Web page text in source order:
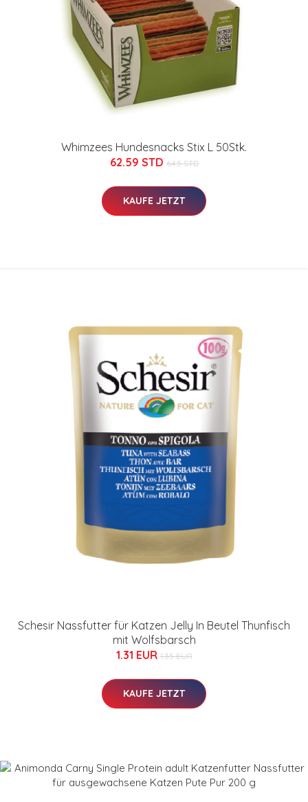
Whimzees Hundesnacks Stix L 50Stk.
62.59 STD 64.5 STD
KAUFE JETZT
Schesir Nassfutter für Katzen Jelly In Beutel Thunfisch
mit Wolfsbarsch
1.31 EUR 1.35 EUR
KAUFE JETZT